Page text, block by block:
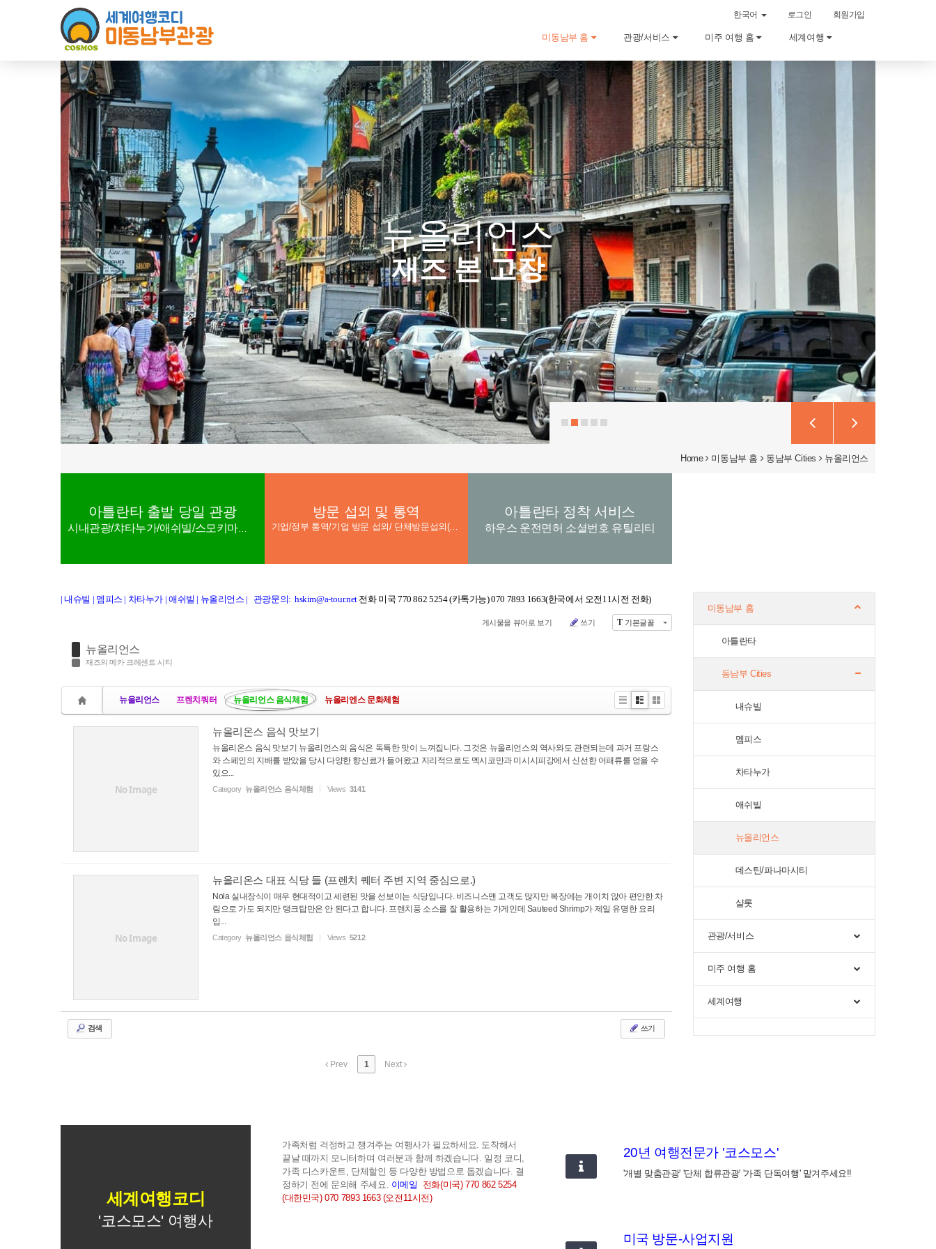
한국어 로그인 회원가입
미동남부 홈 관광/서비스 미주 여행 홈 세계여행
뉴올리언스
재즈 본 고장
Home 미동남부 홈 동남부 Cities 뉴올리언스
아틀란타 출발 당일 관광
시내관광/챠타누가/애쉬빌/스모키마운튼
방문 섭외 및 통역
기업/정부 통역/기업 방문 섭외/ 단체방문섭외(호텔,차량 지원) th) 통역지원 6. 학교, 병원 방문 통역 /병원
아틀란타 정착 서비스
하우스 운전면허 소셜번호 유틸리티
미동남부 홈
아틀란타
동남부 Cities
내슈빌
멤피스
차타누가
애쉬빌
뉴올리언스
데스틴/파나마시티
샬롯
관광/서비스
미주 여행 홈
세계여행
| 내슈빌 | 멤피스 | 차타누가 | 애쉬빌 | 뉴올리언스 | 관광문의: hskim@a-tour.net 전화 미국 770 862 5254 (카톡가능) 070 7893 1663(한국에서 오전11시전 전화)
T 기본글꼴
게시물을 뷰어로 보기 쓰기
뉴올리언스
재즈의 메카 크레센트 시티
뉴올리언스 프렌치쿼터 뉴올리언스 음식체험
뉴올리엔스 문화체험
Li
Zi
G
r
y
No Image
뉴올리온스 음식 맛보기
뉴올리온스 음식 맛보기 뉴올리언스의 음식은 독특한 맛이 느껴집니다. 그것은 뉴올리언스의 역사와도 관련되는데 과거 프랑스
와 스페인의 지배를 받았을 당시 다양한 향신료가 들어왔고 지리적으로도 멕시코만과 미시시피강에서 신선한 어패류를 얻을 수
있으...
Category 뉴올리언스 음식체험 Views 3141
No Image
뉴올리온스 대표 식당 들 (프렌치 퀘터 주변 지역 중심으로.)
Nola 실내장식이 매우 현대적이고 세련된 맛을 선보이는 식당입니다. 비즈니스맨 고객도 많지만 복장에는 개이치 않아 편안한 차
림으로 가도 되지만 탱크탑만은 안 된다고 합니다. 프렌치풍 소스를 잘 활용하는 가게인데 Sauteed Shrimp가 제일 유명한 요리
입...
Category 뉴올리언스 음식체험 Views 5212
검색 쓰기
Prev 1 Next
세계여행코디
'코스모스' 여행사
가족처럼 걱정하고 챙겨주는 여행사가 필요하세요. 도착해서
끝날 때까지 모니터하며 여러분과 함께 하겠습니다. 일정 코디,
가족 디스카운트, 단체할인 등 다양한 방법으로 돕겠습니다. 결
정하기 전에 문의해 주세요. 이메일
전화(미국) 770 862 5254
(대한민국) 070 7893 1663 (오전11시전)
20년 여행전문가 '코스모스'
'개별 맞춤관광' '단체 합류관광' '가족 단독여행' 맡겨주세요!!
미국 방문-사업지원